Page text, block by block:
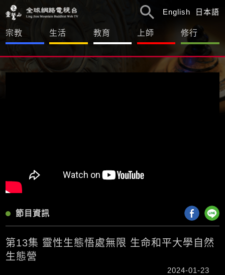
宗教 生活 教育 上師 修行
English 日本語
節目資訊
第13集 靈性生態悟處無限 生命和平大學自然
生態營
2024-01-23